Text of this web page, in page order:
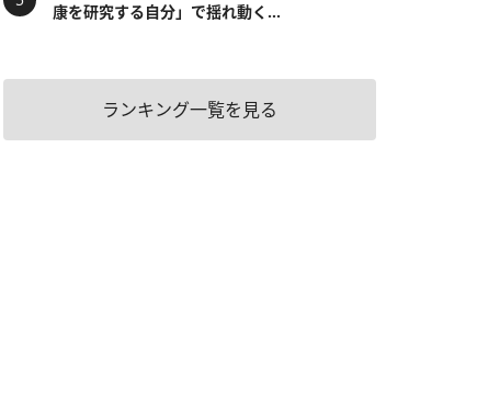
康を研究する自分」で揺れ動く...
ランキング一覧を見る